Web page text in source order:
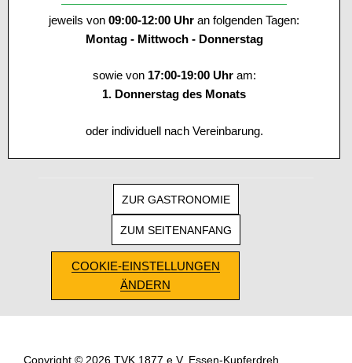
jeweils von 09:00-12:00 Uhr an folgenden Tagen:
Montag - Mittwoch - Donnerstag
sowie von 17:00-19:00 Uhram:
1. Donnerstag des Monats
oder individuell nach Vereinbarung.
ZUR GASTRONOMIE
ZUM SEITENANFANG
COOKIE-EINSTELLUNGEN
ÄNDERN
Copyright © 2026 TVK 1877 e.V. Essen-Kupferdreh